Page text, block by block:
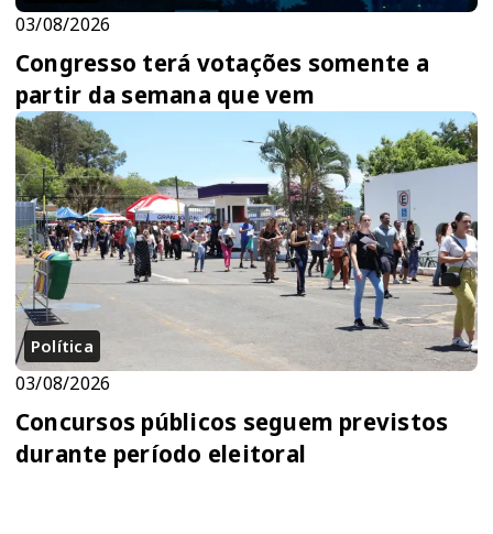
03/08/2026
Congresso terá votações somente a
partir da semana que vem
Política
03/08/2026
Concursos públicos seguem previstos
durante período eleitoral